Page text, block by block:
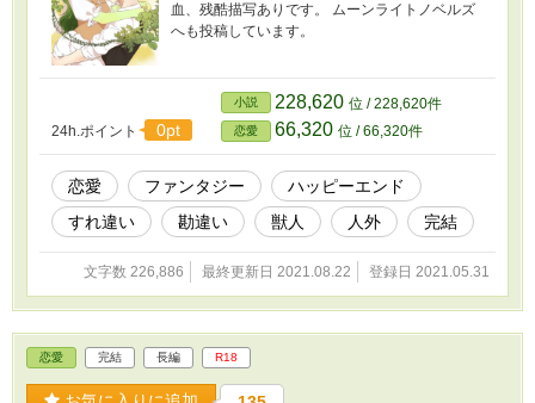
血、残酷描写ありです。 ムーンライトノベルズ
へも投稿しています。
24h.ポイント 0pt
小説 228,620 位 / 228,620件
恋愛 66,320 位 / 66,320件
恋愛 ファンタジー
ハッピーエンド
すれ違い
勘違い 獣人 人外 完結
文字数 226,886 最終更新日 2021.08.22 登録日 2021.05.31
恋愛 完結 長編 R18